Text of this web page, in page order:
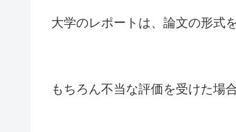
大学のレポートは、論文の形式
もちろん不当な評価を受けた場